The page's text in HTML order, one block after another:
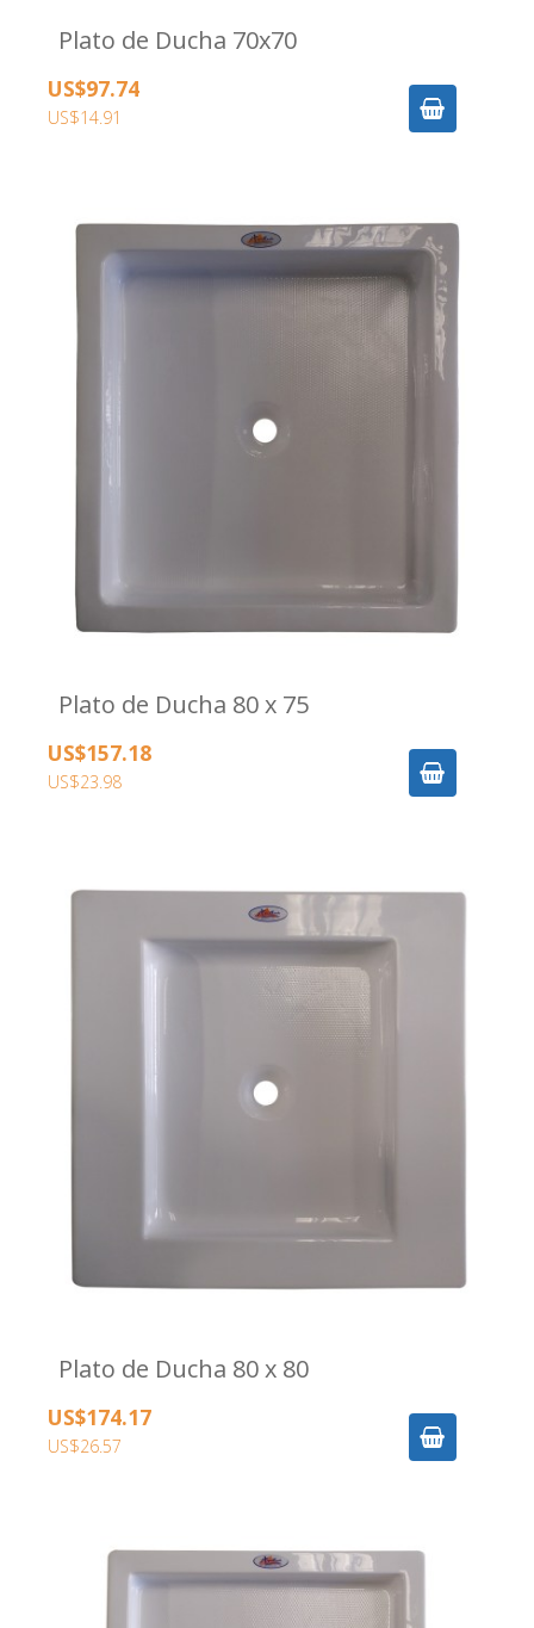
Plato de Ducha 70x70
US$97.74
US$14.91
Plato de Ducha 80 x 75
US$157.18
US$23.98
Plato de Ducha 80 x 80
US$174.17
US$26.57